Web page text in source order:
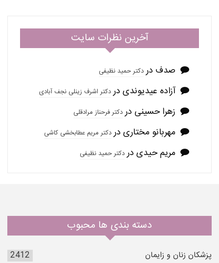
آخرین نظرات سایت
صدف دردکتر حمید نظیفی
آزاده عیدیوندی دردکتر اشرف زینلی نجف آبادی
زهرا حسینی دردکتر فرحناز مرادقلی
مهربانو مختاری دردکتر مریم عطابخشی کاشی
مریم حیدی دردکتر حمید نظیفی
دسته بندی ها محبوب
پزشکان زنان و زایمان
2412